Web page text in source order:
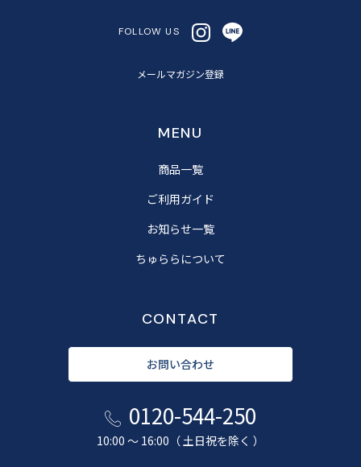
FOLLOW US
メールマガジン登録
MENU
商品一覧
ご利用ガイド
お知らせ一覧
ちゅららについて
CONTACT
お問い合わせ
0120-544-250
10:00 〜 16:00（ 土日祝を除く ）